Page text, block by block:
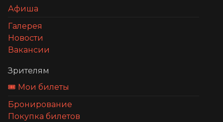
Афиша
Галерея
Новости
Вакансии
Зрителям
🎟️ Мои билеты
Бронирование
Покупка билетов